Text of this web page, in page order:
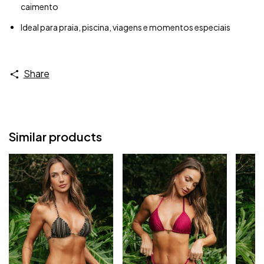
caimento
Ideal para praia, piscina, viagens e momentos especiais
Share
Similar products